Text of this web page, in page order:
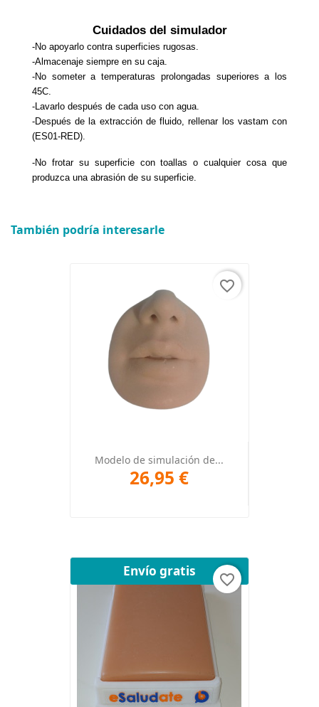
Cuidados del simulador
-No apoyarlo contra superficies rugosas.
-Almacenaje siempre en su caja.
-No someter a temperaturas prolongadas superiores a los
45C.
-Lavarlo después de cada uso con agua.
-Después de la extracción de fluido, rellenar los vastam con
(ES01-RED).
-No frotar su superficie con toallas o cualquier cosa que
produzca una abrasión de su superficie.
También podría interesarle
Modelo de simulación de...
26,95 €
favorite_border
Envío gratis
favorite_border